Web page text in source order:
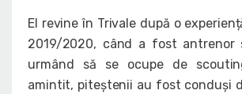
El revine în Trivale după o
2019/2020, când a fost antrenor
urmând să se ocupe de
amintit, piteștenii au fost conduși